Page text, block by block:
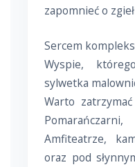
zapomnieć o
Sercem
Wyspie,
sylwetka
Warto
Amfiteatrze,
oraz pod